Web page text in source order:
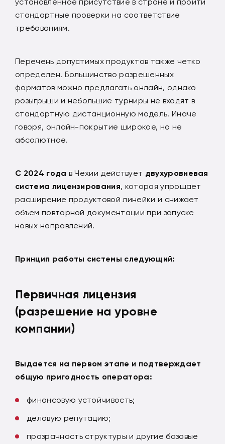
стандартные проверки на соответствие
требованиям.
Перечень допустимых продуктов также четко
определен. Большинство разрешенных
форматов можно предлагать онлайн, однако
розыгрыши и небольшие турниры не входят в
стандартную дистанционную модель. Иначе
говоря, онлайн-покрытие широкое, но не
абсолютное.
С 2024 года в Чехии действует двухуровневая
система лицензирования, которая упрощает
расширение продуктовой линейки и снижает
объем повторной документации при запуске
новых направлений.
Принцип работы системы следующий:
Первичная лицензия
(разрешение на уровне
компании)
Выдается на первом этапе и подтверждает
общую пригодность оператора:
финансовую устойчивость;
деловую репутацию;
прозрачность структуры и другие базовые